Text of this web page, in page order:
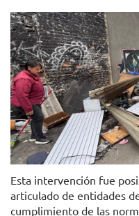
Esta intervención fue
articulado de entidades
cumplimiento de las